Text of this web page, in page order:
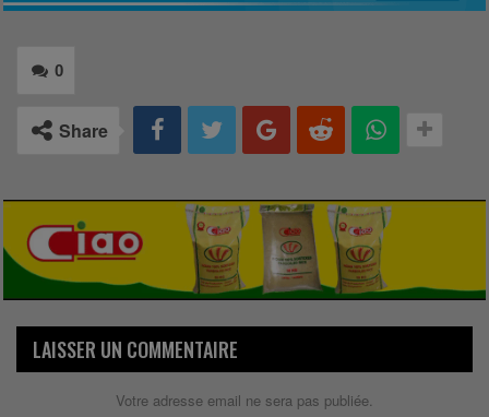
0
Share
LAISSER UN COMMENTAIRE
Votre adresse email ne sera pas publiée.